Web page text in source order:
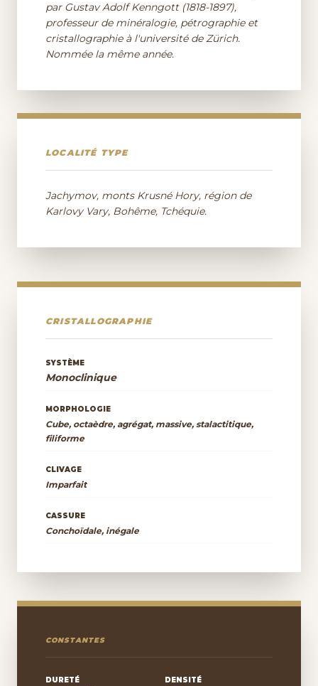
par Gustav Adolf Kenngott (1818-1897),
professeur de minéralogie, pétrographie et
cristallographie à l'université de Zürich.
Nommée la même année.
LOCALITÉ TYPE
Jachymov, monts Krusné Hory, région de
Karlovy Vary, Bohême, Tchéquie.
CRISTALLOGRAPHIE
SYSTÈME
Monoclinique
MORPHOLOGIE
Cube, octaèdre, agrégat, massive, stalactitique,
filiforme
CLIVAGE
Imparfait
CASSURE
Conchoïdale, inégale
CONSTANTES
DURETÉ DENSITÉ